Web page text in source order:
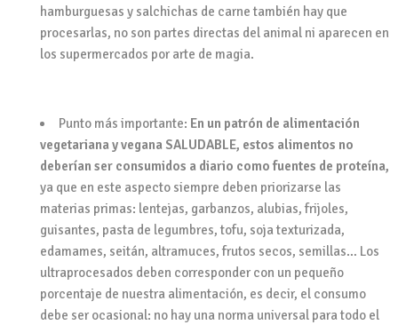
hamburguesas y salchichas de carne también hay que
procesarlas, no son partes directas del animal ni aparecen en
los supermercados por arte de magia.
Punto más importante: En un patrón de alimentación
vegetariana y vegana SALUDABLE, estos alimentos no
deberían ser consumidos a diario como fuentes de proteína,
ya que en este aspecto siempre deben priorizarse las
materias primas: lentejas, garbanzos, alubias, frijoles,
guisantes, pasta de legumbres, tofu, soja texturizada,
edamames, seitán, altramuces, frutos secos, semillas… Los
ultraprocesados deben corresponder con un pequeño
porcentaje de nuestra alimentación, es decir, el consumo
debe ser ocasional: no hay una norma universal para todo el